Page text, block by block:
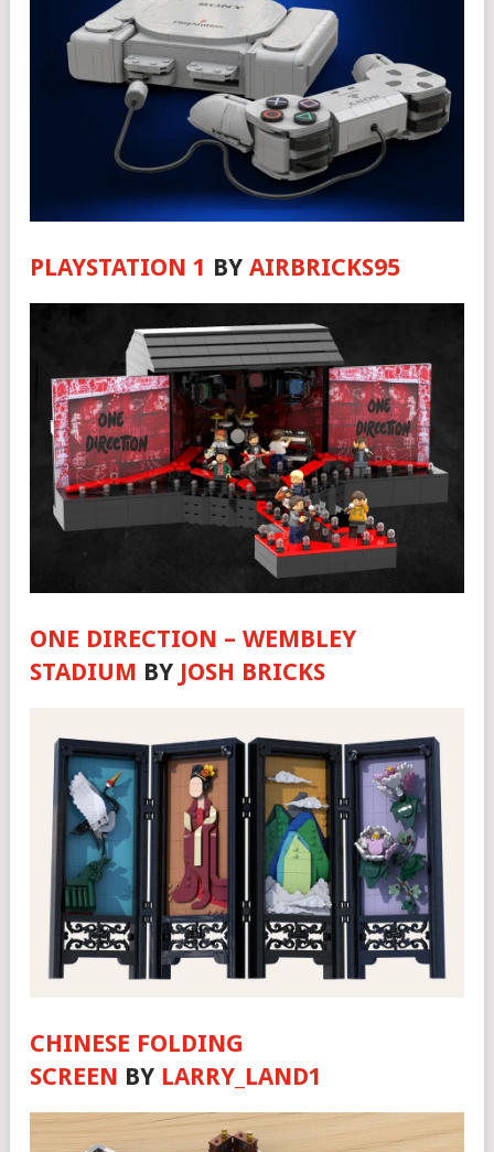
PLAYSTATION 1 BY AIRBRICKS95
ONE DIRECTION – WEMBLEY
STADIUM BY JOSH BRICKS
CHINESE FOLDING
SCREEN BY LARRY_LAND1